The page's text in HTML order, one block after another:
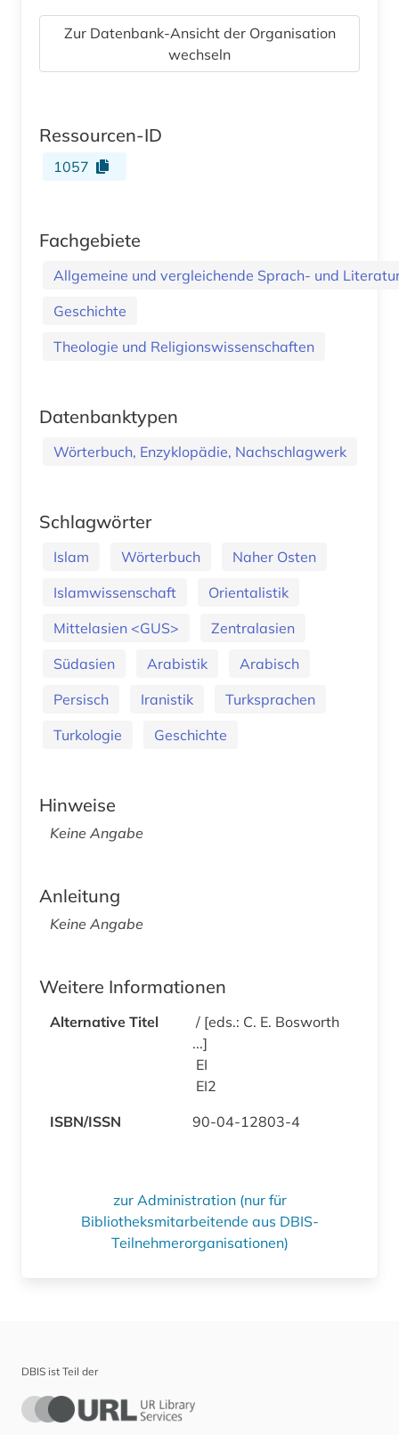
Zur Datenbank-Ansicht der Organisation
wechseln
Ressourcen-ID
1057
Fachgebiete
Allgemeine und vergleichende Sprach- und
Geschichte
Theologie und Religionswissenschaften
Datenbanktypen
Wörterbuch, Enzyklopädie, Nachschlagwerk
Schlagwörter
Islam Wörterbuch
Naher Osten
Islamwissenschaft
Orientalistik
Mittelasien <GUS>
Zentralasien
Südasien
Arabistik
Arabisch
Persisch
Iranistik
Turksprachen
Turkologie
Geschichte
Hinweise
Keine Angabe
Anleitung
Keine Angabe
Weitere Informationen
Alternative Titel
/ [eds.: C. E. Bosworth
...]
EI
EI2
ISBN/ISSN
90-04-12803-4
zur Administration (nur für
Bibliotheksmitarbeitende aus DBIS-
Teilnehmerorganisationen)
DBIS ist Teil der